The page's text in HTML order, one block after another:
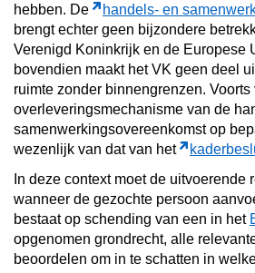
hebben. De
handels- en
brengt echter geen bijzondere
Verenigd Koninkrijk en de Europese
bovendien maakt het VK geen deel
ruimte zonder binnengrenzen. Voorts
overleveringsmechanisme van de
samenwerkingsovereenkomst op
wezenlijk van dat van het
In deze context moet de uitvoerende
wanneer de gezochte persoon
bestaat op schending van een in het
opgenomen grondrecht, alle
beoordelen om in te schatten in